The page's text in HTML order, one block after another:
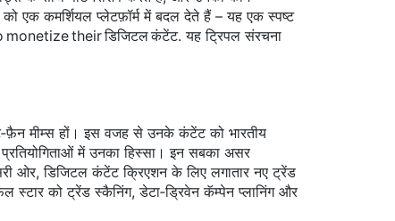
को एक कमर्शियल प्लेटफ़ॉर्म में बदल देते हैं – यह एक स्पष्ट
monetize their डिजिटल कंटेंट. यह ट्रिपल संरचना
मीम्स हों। इस वजह से उनके कंटेंट को भारतीय
प्रतियोगिताओं में उनका हिस्सा। इन सबका असर
ओर, डिजिटल कंटेंट क्रिएशन के लिए लगातार नए ट्रेंड
स्टार को ट्रेंड स्कैनिंग, डेटा‑ड्रिवेन कॅम्पेन प्लानिंग और